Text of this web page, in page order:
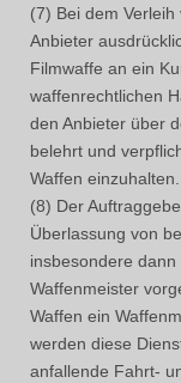
(7) Bei dem
Anbieter
Filmwaffe an ein
waffenrechtlichen
den Anbieter über
belehrt und
Waffen einzuhalten.
(8) Der
Überlassung von
insbesondere
Waffenmeister
Waffen ein
werden diese
anfallende Fahrt-